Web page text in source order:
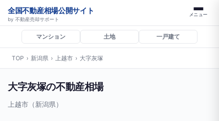
全国不動産相場公開サイト
by 不動産売却サポート
メニュー
マンション 土地 一戸建て
TOP › 新潟県 › 上越市 › 大字灰塚
大字灰塚の不動産相場
上越市（新潟県）